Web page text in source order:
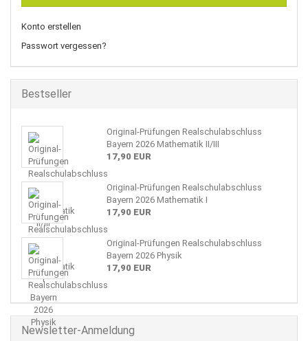
Konto erstellen
Passwort vergessen?
Bestseller
Original-Prüfungen Realschulabschluss
Bayern 2026 Mathematik II/III
17,90 EUR
Original-Prüfungen Realschulabschluss
Bayern 2026 Mathematik I
17,90 EUR
Original-Prüfungen Realschulabschluss
Bayern 2026 Physik
17,90 EUR
Newsletter-Anmeldung